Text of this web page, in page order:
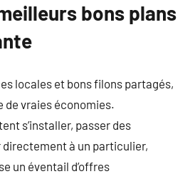
bons plans
locales et bons filons partagés,
de vraies économies.
s’installer, passer des
à un particulier,
un éventail d’offres